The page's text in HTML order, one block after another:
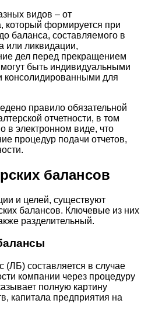
видов – от
который формируется при
баланса, составляемого в
или ликвидации,
дел перед прекращением
быть индивидуальными
консолидированными для
правило обязательной
отчетности, в том
в электронном виде, что
процедур подачи отчетов,
балансов
и целей, существуют
балансов. Ключевые из них
разделительный.
составляется в случае
компании через процедуру
полную картину
капитала предприятия на